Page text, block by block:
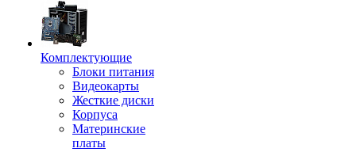
Комплектующие
Блоки питания
Видеокарты
Жесткие диски
Корпуса
Материнские
платы